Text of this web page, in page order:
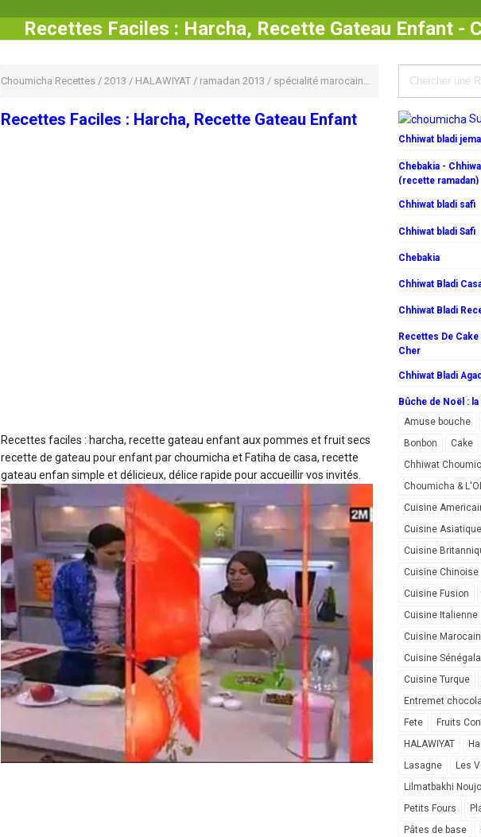
Recettes Faciles : Harcha, Recette Gateau Enfant -
Choumicha Recettes / 2013 / HALAWIYAT / ramadan 2013 / spécialité marocaine / Recettes Faciles :
Recettes Faciles : Harcha, Recette Gateau Enfant
Recettes faciles : harcha, recette gateau enfant aux pommes et fruit secs
recette de gateau pour enfant par choumicha et Fatiha de casa, recette
gateau enfan simple et délicieux, délice rapide pour accueillir vos invités.
Chhiwat bladi
Chebakia -
(recette ramadan)
Chhiwat bladi safi
Chhiwat bladi Safi
Chebakia
Chhiwat Bladi
Chhiwat Bladi
Recettes De Cake
Cher
Chhiwat Bladi
Bûche de Noël :
Amuse bouche
Bonbon
Cake
Chhiwat
Choumicha &
Cuisine
Cuisine Asiatique
Cuisine
Cuisine Chinoise
Cuisine Fusion
Cuisine Italienne
Cuisine
Cuisine
Cuisine Turque
Entremet
Fete
Fruits
HALAWIYAT
Lasagne
Les
Lilmatbakhi
Petits Fours
Pâtes de base